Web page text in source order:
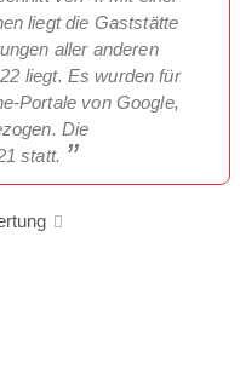
liegt die Gaststätte
aller anderen
liegt. Es wurden für
Portale von Google,
Die
statt.